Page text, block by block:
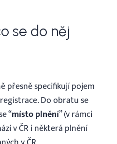
se do něj
přesně specifikují pojem
Do obratu se
“místo plnění” (v rámci
v ČR i některá plnění